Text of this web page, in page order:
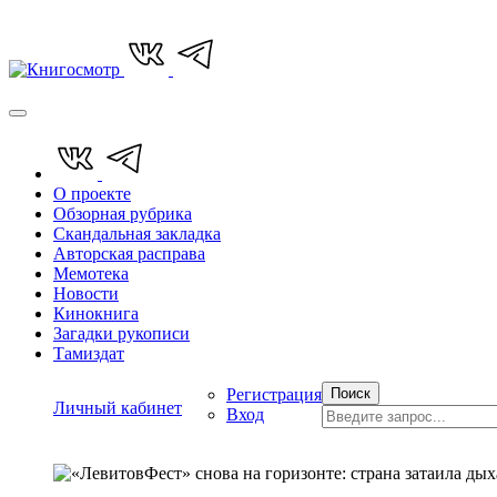
О проекте
Обзорная рубрика
Скандальная закладка
Авторская расправа
Мемотека
Новости
Кинокнига
Загадки рукописи
Тамиздат
Личный кабинет
Регистрация
Вход
Поиск